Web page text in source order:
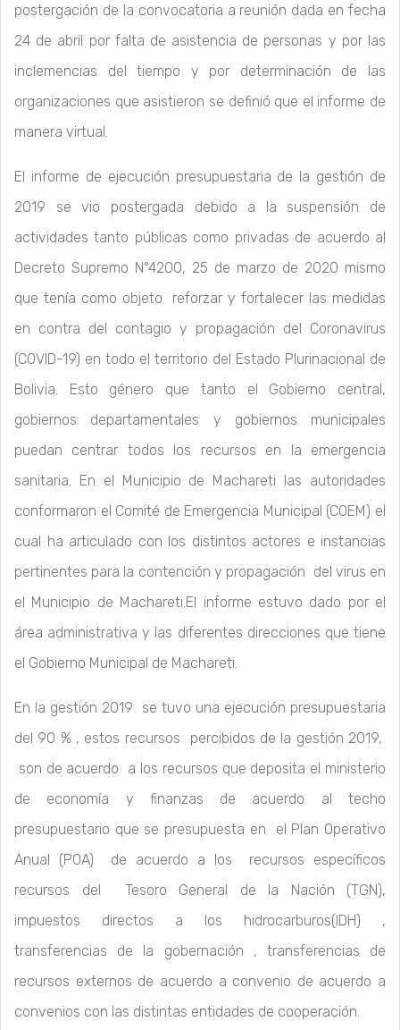
postergación de la convocatoria a reunión dada en fecha
24 de abril por falta de asistencia de personas y por las
inclemencias del tiempo y por determinación de las
organizaciones que asistieron se definió que el informe de
manera virtual.
El informe de ejecución presupuestaria de la gestión de
2019 se vio postergada debido a la suspensión de
actividades tanto públicas como privadas de acuerdo al
Decreto Supremo N°4200, 25 de marzo de 2020 mismo
que tenía como objeto reforzar y fortalecer las medidas
en contra del contagio y propagación del Coronavirus
(COVID-19) en todo el territorio del Estado Plurinacional de
Bolivia. Esto género que tanto el Gobierno central,
gobiernos departamentales y gobiernos municipales
puedan centrar todos los recursos en la emergencia
sanitaria. En el Municipio de Machareti las autoridades
conformaron el Comité de Emergencia Municipal (COEM) el
cual ha articulado con los distintos actores e instancias
pertinentes para la contención y propagación del virus en
el Municipio de Machareti.El informe estuvo dado por el
área administrativa y las diferentes direcciones que tiene
el Gobierno Municipal de Machareti.
En la gestión 2019 se tuvo una ejecución presupuestaria
del 90 % , estos recursos percibidos de la gestión 2019,
son de acuerdo a los recursos que deposita el ministerio
de economía y finanzas de acuerdo al techo
presupuestario que se presupuesta en el Plan Operativo
Anual (POA) de acuerdo a los recursos específicos
recursos del Tesoro General de la Nación (TGN),
impuestos directos a los hidrocarburos(IDH) ,
transferencias de la gobernación , transferencias de
recursos externos de acuerdo a convenio de acuerdo a
convenios con las distintas entidades de cooperación.